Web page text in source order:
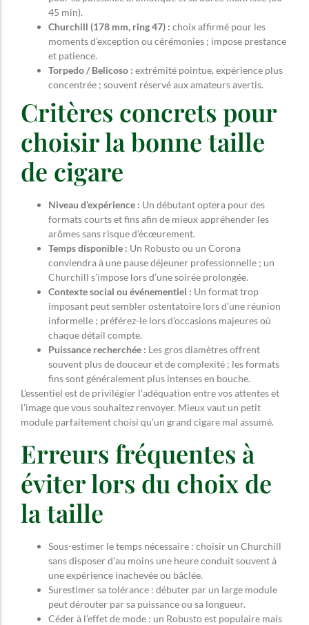
45 min).
Churchill (178 mm, ring 47) : choix affirmé pour les
moments d’exception ou cérémonies ; impose prestance
et patience.
Torpedo / Belicoso : extrémité pointue, expérience plus
concentrée ; souvent réservé aux amateurs avertis.
Critères concrets pour
choisir la bonne taille
de cigare
Niveau d’expérience : Un débutant optera pour des
formats courts et fins afin de mieux appréhender les
arômes sans risque d’écœurement.
Temps disponible : Un Robusto ou un Corona
conviendra à une pause déjeuner professionnelle ; un
Churchill s’impose lors d’une soirée prolongée.
Contexte social ou événementiel : Un format trop
imposant peut sembler ostentatoire lors d’une réunion
informelle ; préférez-le lors d’occasions majeures où
chaque détail compte.
Puissance recherchée : Les gros diamètres offrent
souvent plus de douceur et de complexité ; les formats
fins sont généralement plus intenses en bouche.
L’essentiel est de privilégier l’adéquation entre vos attentes et
l’image que vous souhaitez renvoyer. Mieux vaut un petit
module parfaitement choisi qu’un grand cigare mal assumé.
Erreurs fréquentes à
éviter lors du choix de
la taille
Sous-estimer le temps nécessaire : choisir un Churchill
sans disposer d’au moins une heure conduit souvent à
une expérience inachevée ou bâclée.
Surestimer sa tolérance : débuter par un large module
peut dérouter par sa puissance ou sa longueur.
Céder à l’effet de mode : un Robusto est populaire mais